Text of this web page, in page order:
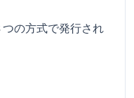
の方式で発行され